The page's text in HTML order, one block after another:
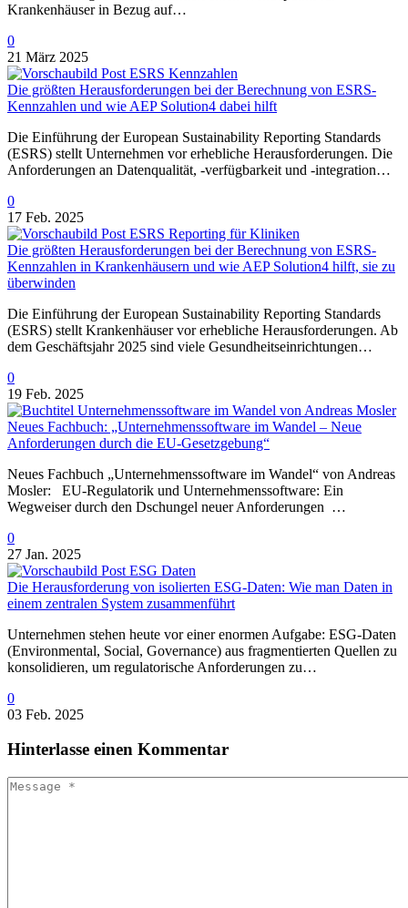
Krankenhäuser in Bezug auf…
0
21 März 2025
Die größten Herausforderungen bei der Berechnung von ESRS-
Kennzahlen und wie AEP Solution4 dabei hilft
Die Einführung der European Sustainability Reporting Standards
(ESRS) stellt Unternehmen vor erhebliche Herausforderungen. Die
Anforderungen an Datenqualität, -verfügbarkeit und -integration…
0
17 Feb. 2025
Die größten Herausforderungen bei der Berechnung von ESRS-
Kennzahlen in Krankenhäusern und wie AEP Solution4 hilft, sie zu
überwinden
Die Einführung der European Sustainability Reporting Standards
(ESRS) stellt Krankenhäuser vor erhebliche Herausforderungen. Ab
dem Geschäftsjahr 2025 sind viele Gesundheitseinrichtungen…
0
19 Feb. 2025
Neues Fachbuch: „Unternehmenssoftware im Wandel – Neue
Anforderungen durch die EU-Gesetzgebung“
Neues Fachbuch „Unternehmenssoftware im Wandel“ von Andreas
Mosler: EU-Regulatorik und Unternehmenssoftware: Ein
Wegweiser durch den Dschungel neuer Anforderungen …
0
27 Jan. 2025
Die Herausforderung von isolierten ESG-Daten: Wie man Daten in
einem zentralen System zusammenführt
Unternehmen stehen heute vor einer enormen Aufgabe: ESG-Daten
(Environmental, Social, Governance) aus fragmentierten Quellen zu
konsolidieren, um regulatorische Anforderungen zu…
0
03 Feb. 2025
Hinterlasse einen Kommentar